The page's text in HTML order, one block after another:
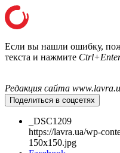
Если вы нашли ошибку,
текста и нажмите
Редакция сайта
Поделиться в соцсетях
_DSC1209
https://lavra.ua/wp-
150x150.jpg